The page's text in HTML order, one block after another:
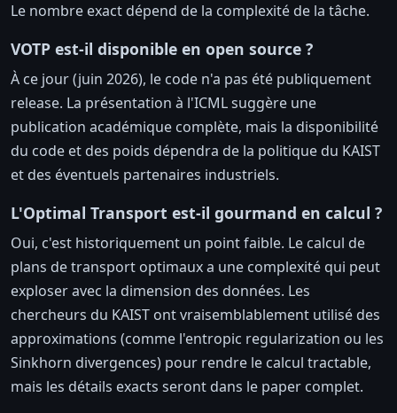
Le nombre exact dépend de la complexité de la tâche.
VOTP est-il disponible en open source ?
À ce jour (juin 2026), le code n'a pas été publiquement
release. La présentation à l'ICML suggère une
publication académique complète, mais la disponibilité
du code et des poids dépendra de la politique du KAIST
et des éventuels partenaires industriels.
L'Optimal Transport est-il gourmand en calcul ?
Oui, c'est historiquement un point faible. Le calcul de
plans de transport optimaux a une complexité qui peut
exploser avec la dimension des données. Les
chercheurs du KAIST ont vraisemblablement utilisé des
approximations (comme l'entropic regularization ou les
Sinkhorn divergences) pour rendre le calcul tractable,
mais les détails exacts seront dans le paper complet.